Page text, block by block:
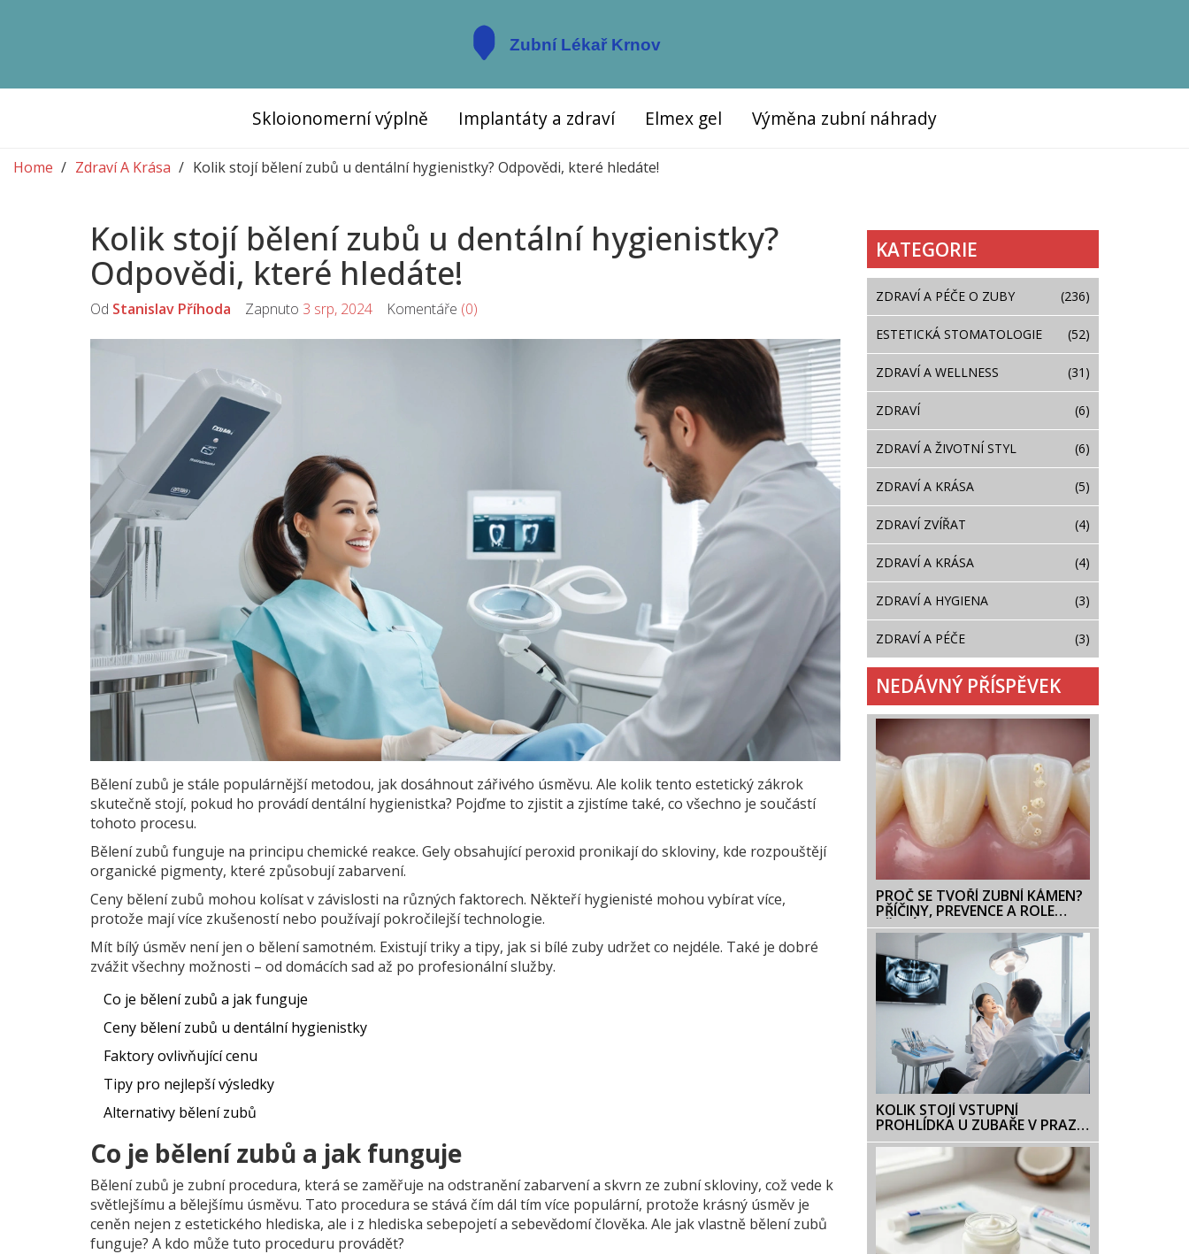
Skloionomerní výplně Implantáty a zdraví Elmex gel Výměna zubní náhrady
Home Zdraví A Krása Kolik stojí bělení zubů u dentální hygienistky? Odpovědi, které hledáte!
Kolik stojí bělení zubů u dentální hygienistky?
Odpovědi, které hledáte!
Od Stanislav Příhoda Zapnuto 3 srp, 2024 Komentáře (0)
Bělení zubů je stále populárnější metodou, jak dosáhnout zářivého úsměvu. Ale kolik tento estetický zákrok
skutečně stojí, pokud ho provádí dentální hygienistka? Pojďme to zjistit a zjistíme také, co všechno je součástí
tohoto procesu.
Bělení zubů funguje na principu chemické reakce. Gely obsahující peroxid pronikají do skloviny, kde rozpouštějí
organické pigmenty, které způsobují zabarvení.
Ceny bělení zubů mohou kolísat v závislosti na různých faktorech. Někteří hygienisté mohou vybírat více,
protože mají více zkušeností nebo používají pokročilejší technologie.
Mít bílý úsměv není jen o bělení samotném. Existují triky a tipy, jak si bílé zuby udržet co nejdéle. Také je dobré
zvážit všechny možnosti – od domácích sad až po profesionální služby.
Co je bělení zubů a jak funguje
Ceny bělení zubů u dentální hygienistky
Faktory ovlivňující cenu
Tipy pro nejlepší výsledky
Alternativy bělení zubů
Co je bělení zubů a jak funguje
Bělení zubů je zubní procedura, která se zaměřuje na odstranění zabarvení a skvrn ze zubní skloviny, což vede k
světlejšímu a bělejšímu úsměvu. Tato procedura se stává čím dál tím více populární, protože krásný úsměv je
ceněn nejen z estetického hlediska, ale i z hlediska sebepojetí a sebevědomí člověka. Ale jak vlastně bělení zubů
funguje? A kdo může tuto proceduru provádět?
KATEGORIE
ZDRAVÍ A PÉČE O ZUBY (236)
ESTETICKÁ STOMATOLOGIE (52)
ZDRAVÍ A WELLNESS (31)
ZDRAVÍ (6)
ZDRAVÍ A ŽIVOTNÍ STYL (6)
ZDRAVÍ A KRÁSA (5)
ZDRAVÍ ZVÍŘAT (4)
ZDRAVÍ A KRÁSA (4)
ZDRAVÍ A HYGIENA (3)
ZDRAVÍ A PÉČE (3)
NEDÁVNÝ PŘÍSPĚVEK
PROČ SE TVOŘÍ ZUBNÍ KÁMEN?
PŘÍČINY, PREVENCE A ROLE
BĚLICÍ PASTY
KOLIK STOJÍ VSTUPNÍ
PROHLÍDKA U ZUBAŘE V PRAZE
V ROCE 2025?